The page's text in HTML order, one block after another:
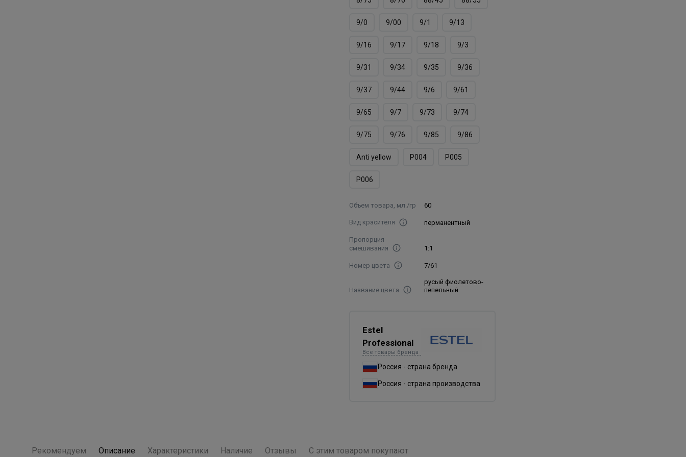
9/0 9/00 9/1 9/13
9/16 9/17 9/18 9/3
9/31 9/34 9/35 9/36
9/37 9/44 9/6 9/61
9/65 9/7 9/73 9/74
9/75 9/76 9/85 9/86
Аnti yellow Р004 Р005
Р006
Объем товара, мл./гр 60
Вид красителя перманентный
Пропорция
смешивания
1:1
Номер цвета 7/61
Название цвета
русый фиолетово-
пепельный
Estel
Professional
Все товары бренда
Россия - страна бренда
Россия - страна производства
Рекомендуем Описание Характеристики Наличие Отзывы С этим товаром покупают